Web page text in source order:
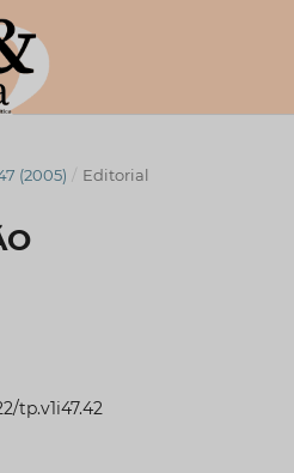
(2005) / Editorial
tp.v1i47.42